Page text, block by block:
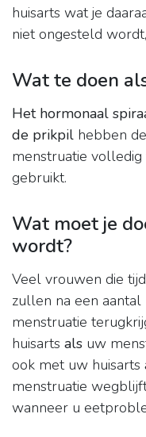
huisarts wat je
niet ongesteld
Wat te doen
Het hormonaal
de prikpil hebben
menstruatie
gebruikt.
Wat moet je
wordt?
Veel vrouwen die
zullen na een
menstruatie
huisarts als uw
ook met uw huisarts
menstruatie
wanneer u